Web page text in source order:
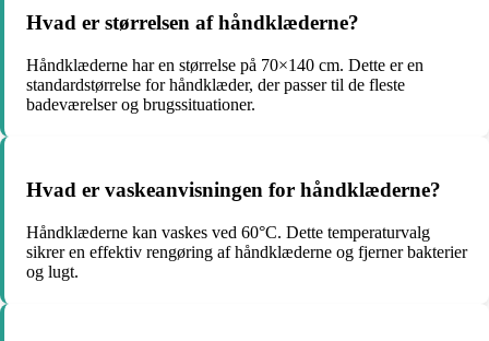
Hvad er størrelsen af håndklæderne?
Håndklæderne har en størrelse på 70×140 cm. Dette er en
standardstørrelse for håndklæder, der passer til de fleste
badeværelser og brugssituationer.
Hvad er vaskeanvisningen for håndklæderne?
Håndklæderne kan vaskes ved 60°C. Dette temperaturvalg
sikrer en effektiv rengøring af håndklæderne og fjerner bakterier
og lugt.